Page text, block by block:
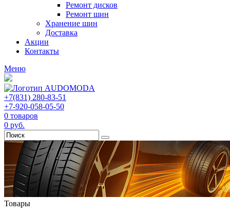
Ремонт дисков
Ремонт шин
Хранение шин
Доставка
Акции
Контакты
Меню
+7(831) 280-83-51
+7-920-058-05-50
0 товаров
0 руб.
Товары